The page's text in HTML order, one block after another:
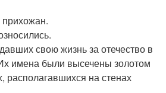
свою жизнь за отечество в
имена были высечены золотом
располагавшихся на стенах